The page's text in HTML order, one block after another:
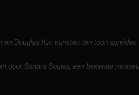
Douglas hun kunsten ten toon spreiden
door Sandra Souisa, een bekende